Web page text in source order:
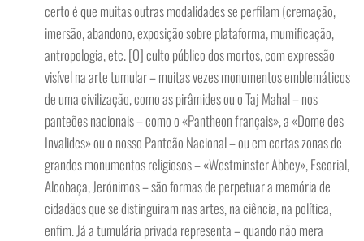
certo é que muitas outras modalidades se perfilam (cremação,
imersão, abandono, exposição sobre plataforma, mumificação,
antropologia, etc. [O] culto público dos mortos, com expressão
visível na arte tumular – muitas vezes monumentos emblemáticos
de uma civilização, como as pirâmides ou o Taj Mahal – nos
panteões nacionais – como o «Pantheon français», a «Dome des
Invalides» ou o nosso Panteão Nacional – ou em certas zonas de
grandes monumentos religiosos – «Westminster Abbey», Escorial,
Alcobaça, Jerónimos – são formas de perpetuar a memória de
cidadãos que se distinguiram nas artes, na ciência, na política,
enfim. Já a tumulária privada representa – quando não mera